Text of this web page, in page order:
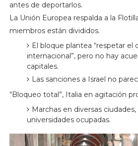
antes de deportarlos.
La Unión Europea respalda a la
miembros están divididos.
El bloque plantea “respetar el
internacional”, pero no hay
capitales.
Las sanciones a Israel no
“Bloqueo total”, Italia en agitación
Marchas en diversas
universidades ocupadas.